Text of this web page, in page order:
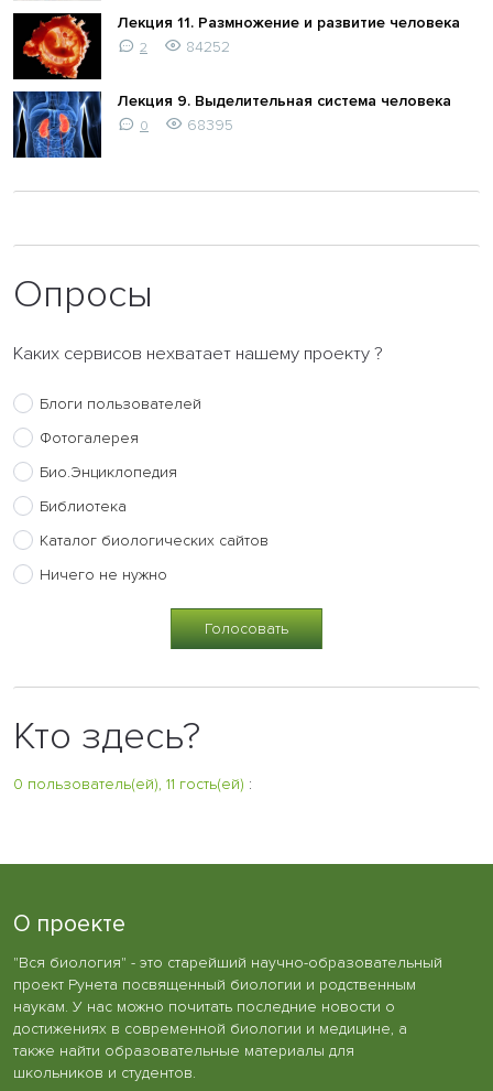
Лекция 11. Размножение и развитие человека
2 84252
Лекция 9. Выделительная система человека
0 68395
Опросы
Каких сервисов нехватает нашему проекту ?
Блоги пользователей
Фотогалерея
Био.Энциклопедия
Библиотека
Каталог биологических сайтов
Ничего не нужно
Кто здесь?
0 пользователь(ей), 11 гость(ей) :
О проекте
"Вся биология" - это старейший научно-образовательный
проект Рунета посвященный биологии и родственным
наукам. У нас можно почитать последние новости о
достижениях в современной биологии и медицине, а
также найти образовательные материалы для
школьников и студентов.